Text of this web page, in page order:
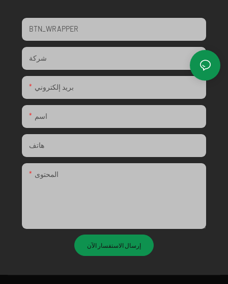
BTN_WRAPPER
شركة
بريد إلكتروني
اسم
هاتف
المحتوى
إرسال الاستفسار الآن